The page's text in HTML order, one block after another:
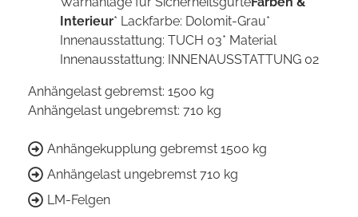
Interieur* Lackfarbe: Dolomit-Grau*
Innenausstattung: TUCH 03* Material
Innenausstattung: INNENAUSSTATTUNG 02
Anhängelast gebremst: 1500 kg
Anhängelast ungebremst: 710 kg
Anhängekupplung gebremst 1500 kg
Anhängelast ungebremst 710 kg
LM-Felgen